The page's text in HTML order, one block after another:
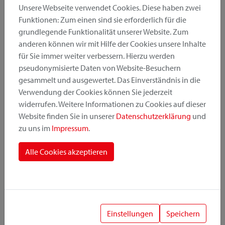
Produktkategorie
Montageposition
Befestigungssystem
Unsere Webseite verwendet Cookies. Diese haben zwei
Funktionen: Zum einen sind sie erforderlich für die
grundlegende Funktionalität unserer Website. Zum
anderen können wir mit Hilfe der Cookies unsere Inhalte
für Sie immer weiter verbessern. Hierzu werden
pseudonymisierte Daten von Website-Besuchern
gesammelt und ausgewertet. Das Einverständnis in die
Verwendung der Cookies können Sie jederzeit
widerrufen. Weitere Informationen zu Cookies auf dieser
Website finden Sie in unserer Datenschutzerklärung und
zu uns im Impressum.
Alle Cookies akzeptieren
Einstellungen Speichern